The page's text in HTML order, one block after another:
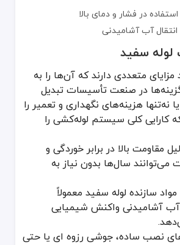
موارد به‌صورت جوش حرارتی به هم متصل
استفاده می‌شوند که نیاز به مونتاژ و
به دستگاه جوش
برای سرویس و نگهداری
سیستم‌های متنوع با جنس‌های مختلف
ای
بخشی از سیستم نیاز به اتصال رزوه‌ای
بالاتر در برابر فشار و دما
(با استفاده از دستگاه جوش) و یک
به فلنج‌ها، کنتورها یا شیرآلات فلزی
در فشار و دمای بالا
آب آشامیدنی
لوله سفید
متعددی دارند که آن‌ها را به
در صنعت تأسیسات تبدیل
نه‌تنها هزینه‌های نگهداری و تعمیر را
کارایی کلی سیستم لوله‌کشی را
مقاومت بالا در برابر خوردگی و
می‌توانند سال‌ها بدون نیاز به
سازنده لوله سفید معمولاً
آشامیدنی واکنش شیمیایی
نصب ساده، جوشی رزوه ای یا حتی